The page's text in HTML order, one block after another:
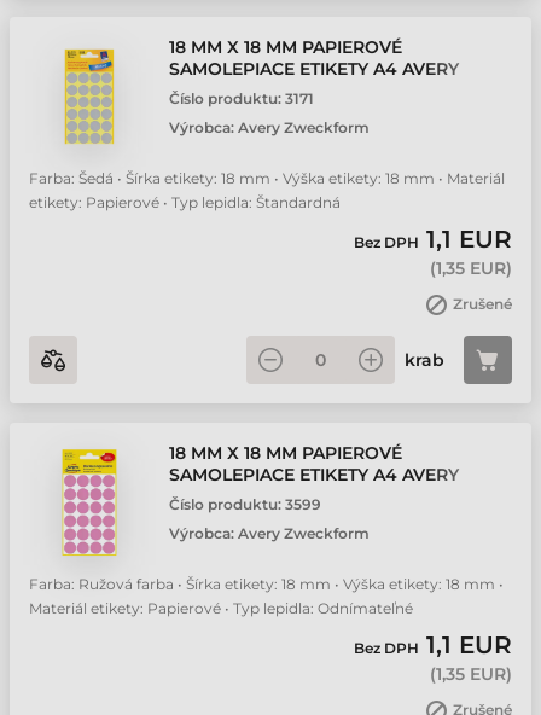
18 MM X 18 MM PAPIEROVÉ
SAMOLEPIACE ETIKETY A4 AVERY
ZWECKFORM ŠEDÁ ( 4
HÁRKOV/BALENIE )
Číslo produktu: 3171
Výrobca: Avery Zweckform
Farba: Šedá • Šírka etikety: 18 mm • Výška etikety: 18 mm • Materiál
etikety: Papierové • Typ lepidla: Štandardná
Bez DPH 1,1 EUR
(1,35 EUR)
Zrušené
krab
18 MM X 18 MM PAPIEROVÉ
SAMOLEPIACE ETIKETY A4 AVERY
ZWECKFORM RUŽOVÁ FARBA ( 4
HÁRKOV/BALENIE )
Číslo produktu: 3599
Výrobca: Avery Zweckform
Farba: Ružová farba • Šírka etikety: 18 mm • Výška etikety: 18 mm •
Materiál etikety: Papierové • Typ lepidla: Odnímateľné
Bez DPH 1,1 EUR
(1,35 EUR)
Zrušené